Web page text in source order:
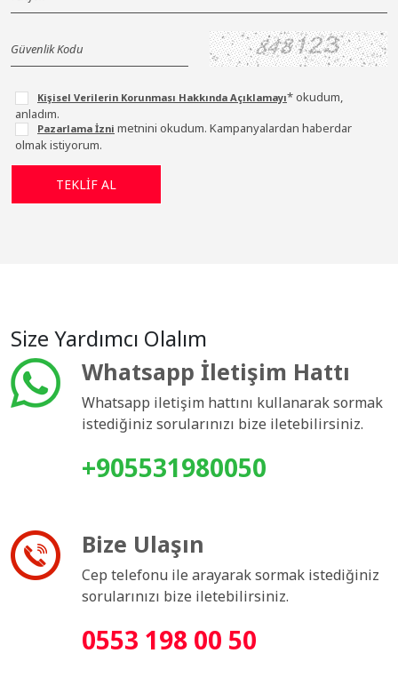
Kişisel Verilerin Korunması Hakkında Açıklamayı* okudum,
anladım.
Pazarlama İzni metnini okudum. Kampanyalardan haberdar
olmak istiyorum.
Size Yardımcı Olalım
Whatsapp İletişim Hattı
Whatsapp iletişim hattını kullanarak sormak
istediğiniz sorularınızı bize iletebilirsiniz.
+905531980050
Bize Ulaşın
Cep telefonu ile arayarak sormak istediğiniz
sorularınızı bize iletebilirsiniz.
0553 198 00 50